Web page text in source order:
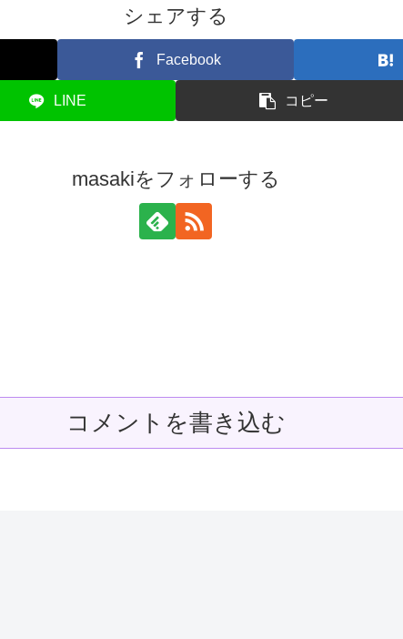
シェアする
Facebook
LINE コピー
masakiをフォローする
コメントを書き込む